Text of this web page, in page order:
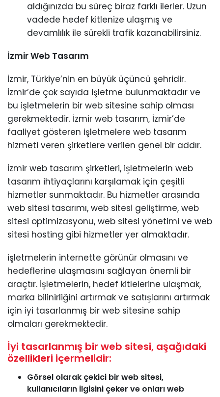
aldığınızda bu süreç biraz farklı ilerler. Uzun
vadede hedef kitlenize ulaşmış ve
devamlılık ile sürekli trafik kazanabilirsiniz.
İzmir Web Tasarım
İzmir, Türkiye’nin en büyük üçüncü şehridir.
İzmir’de çok sayıda işletme bulunmaktadır ve
bu işletmelerin bir web sitesine sahip olması
gerekmektedir. İzmir web tasarım, İzmir’de
faaliyet gösteren işletmelere web tasarım
hizmeti veren şirketlere verilen genel bir addır.
İzmir web tasarım şirketleri, işletmelerin web
tasarım ihtiyaçlarını karşılamak için çeşitli
hizmetler sunmaktadır. Bu hizmetler arasında
web sitesi tasarımı, web sitesi geliştirme, web
sitesi optimizasyonu, web sitesi yönetimi ve web
sitesi hosting gibi hizmetler yer almaktadır.
işletmelerin internette görünür olmasını ve
hedeflerine ulaşmasını sağlayan önemli bir
araçtır. İşletmelerin, hedef kitlelerine ulaşmak,
marka bilinirliğini artırmak ve satışlarını artırmak
için iyi tasarlanmış bir web sitesine sahip
olmaları gerekmektedir.
İyi tasarlanmış bir web sitesi, aşağıdaki
özellikleri içermelidir:
Görsel olarak çekici bir web sitesi,
kullanıcıların ilgisini çeker ve onları web